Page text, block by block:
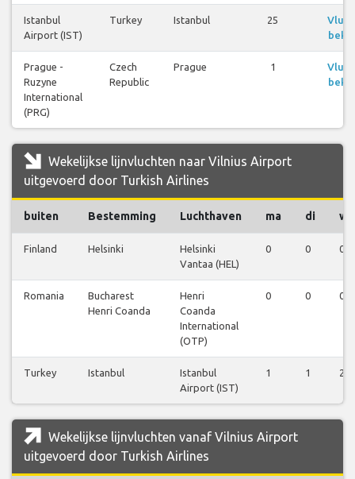
Istanbul
Airport (IST)
Turkey Istanbul 25
Prague -
Ruzyne
International
(PRG)
Czech
Republic
Prague 1
Wekelijkse lijnvluchten naar Vilnius Airport
uitgevoerd door Turkish Airlines
buiten Bestemming Luchthaven ma di wo
Finland Helsinki
Helsinki
Vantaa (HEL)
0 0 0
Romania
Bucharest
Henri Coanda
Henri
Coanda
International
(OTP)
0 0 0
Turkey Istanbul
Istanbul
Airport (IST)
1 1 2
Wekelijkse lijnvluchten vanaf Vilnius Airport
uitgevoerd door Turkish Airlines